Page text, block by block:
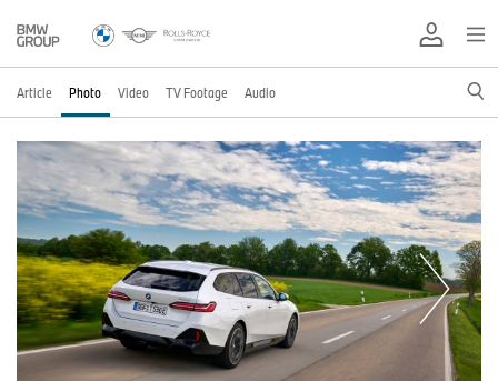
Article Photo Video TV Footage Audio